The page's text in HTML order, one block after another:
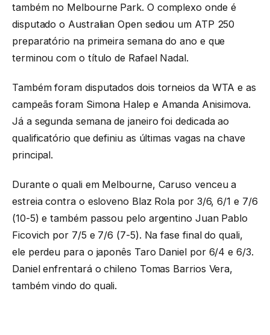
também no Melbourne Park. O complexo onde é
disputado o Australian Open sediou um ATP 250
preparatório na primeira semana do ano e que
terminou com o título de Rafael Nadal.
Também foram disputados dois torneios da WTA e as
campeãs foram Simona Halep e Amanda Anisimova.
Já a segunda semana de janeiro foi dedicada ao
qualificatório que definiu as últimas vagas na chave
principal.
Durante o quali em Melbourne, Caruso venceu a
estreia contra o esloveno Blaz Rola por 3/6, 6/1 e 7/6
(10-5) e também passou pelo argentino Juan Pablo
Ficovich por 7/5 e 7/6 (7-5). Na fase final do quali,
ele perdeu para o japonês Taro Daniel por 6/4 e 6/3.
Daniel enfrentará o chileno Tomas Barrios Vera,
também vindo do quali.